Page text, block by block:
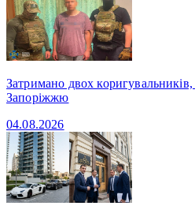
Затримано двох
Запоріжжю
04.08.2026